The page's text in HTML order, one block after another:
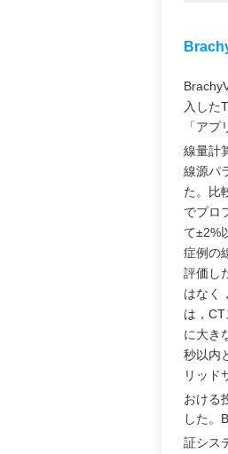
入した
「ア
線量計
線源パ
た。比
でプロ
て±2%
症例の
評価し
はなく
は，
に大き
秒以内
リッド
おける
した。
証シス